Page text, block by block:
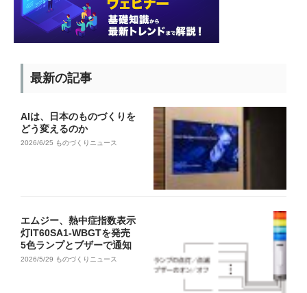
最新の記事
AIは、日本のものづくりを
どう変えるのか
2026/6/25 ものづくりニュース
エムジー、熱中症指数表示
灯IT60SA1-WBGTを発売
5色ランプとブザーで通知
2026/5/29 ものづくりニュース